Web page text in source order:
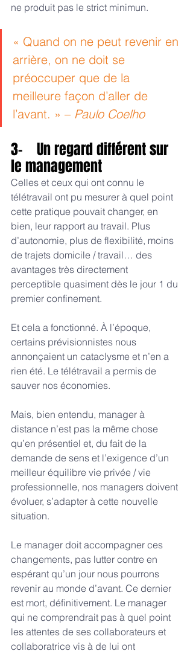
ne produit pas le strict minimun.
« Quand on ne peut revenir en
arrière, on ne doit se
préoccuper que de la
meilleure façon d’aller de
l’avant. » – Paulo Coelho
3-    Un regard différent sur
le management
Celles et ceux qui ont connu le
télétravail ont pu mesurer à quel point
cette pratique pouvait changer, en
bien, leur rapport au travail. Plus
d’autonomie, plus de flexibilité, moins
de trajets domicile / travail… des
avantages très directement
perceptible quasiment dès le jour 1 du
premier confinement.
Et cela a fonctionné. À l’époque,
certains prévisionnistes nous
annonçaient un cataclysme et n’en a
rien été. Le télétravail a permis de
sauver nos économies.
Mais, bien entendu, manager à
distance n’est pas la même chose
qu’en présentiel et, du fait de la
demande de sens et l’exigence d’un
meilleur équilibre vie privée / vie
professionnelle, nos managers doivent
évoluer, s’adapter à cette nouvelle
situation.
Le manager doit accompagner ces
changements, pas lutter contre en
espérant qu’un jour nous pourrons
revenir au monde d’avant. Ce dernier
est mort, définitivement. Le manager
qui ne comprendrait pas à quel point
les attentes de ses collaborateurs et
collaboratrice vis à de lui ont